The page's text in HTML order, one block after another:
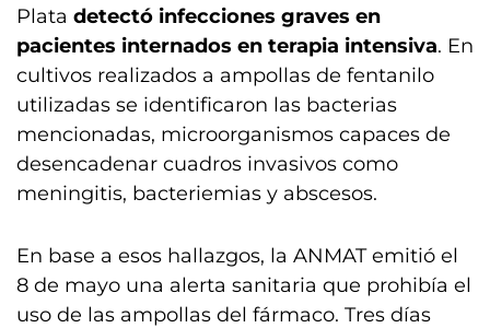
Plata detectó infecciones graves en
pacientes internados en terapia intensiva. En
cultivos realizados a ampollas de fentanilo
utilizadas se identificaron las bacterias
mencionadas, microorganismos capaces de
desencadenar cuadros invasivos como
meningitis, bacteriemias y abscesos.
En base a esos hallazgos, la ANMAT emitió el
8 de mayo una alerta sanitaria que prohibía el
uso de las ampollas del fármaco. Tres días